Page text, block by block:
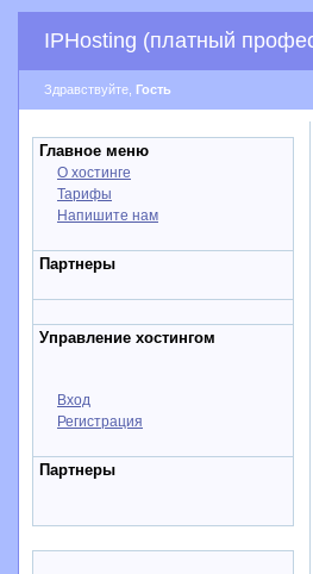
IPHosting (платный
Здравствуйте, Гость
Главное меню
О хостинге
Тарифы
Напишите нам
Партнеры
Управление хостингом
Вход
Регистрация
Партнеры